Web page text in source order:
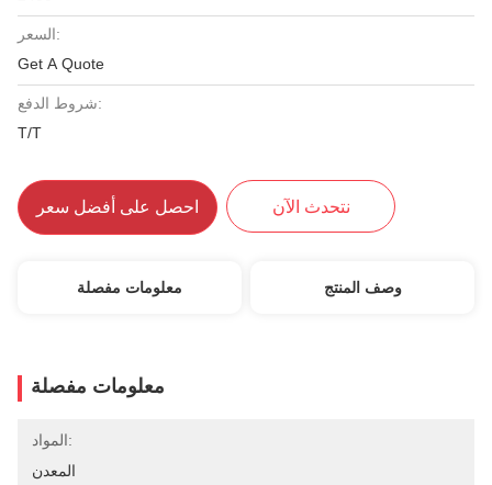
السعر:
Get A Quote
شروط الدفع:
T/T
احصل على أفضل سعر نتحدث الآن
معلومات مفصلة وصف المنتج
معلومات مفصلة
المواد:
المعدن